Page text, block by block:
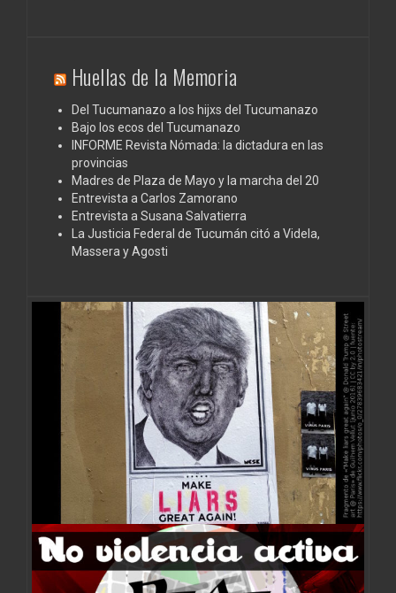
Huellas de la Memoria
Del Tucumanazo a los hijxs del Tucumanazo
Bajo los ecos del Tucumanazo
INFORME Revista Nómada: la dictadura en las
provincias
Madres de Plaza de Mayo y la marcha del 20
Entrevista a Carlos Zamorano
Entrevista a Susana Salvatierra
La Justicia Federal de Tucumán citó a Videla,
Massera y Agosti